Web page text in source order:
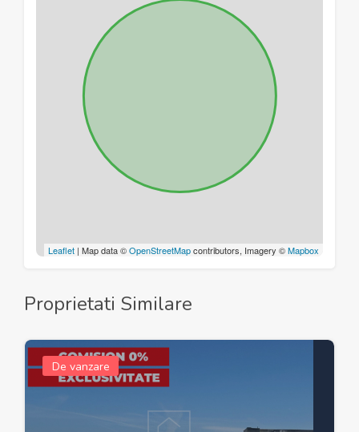
Leaflet | Map data ©OpenStreetMapcontributors, Imagery ©Mapbox
Proprietati Similare
De vanzare